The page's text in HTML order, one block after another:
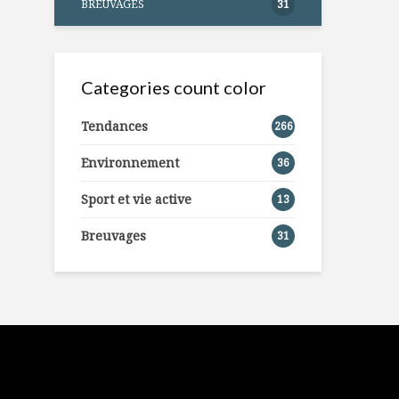
BREUVAGES 31
Categories count color
Tendances 266
Environnement 36
Sport et vie active 13
Breuvages 31